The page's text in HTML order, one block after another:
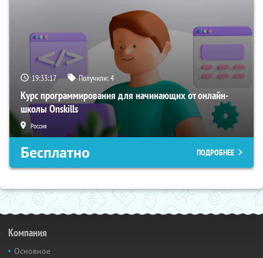
19:33:16 Получили:4
Курс программирования для начинающих от онлайн-
школы Onskills
Россия
Бесплатно ПОДРОБНЕЕ
Компания
Основное